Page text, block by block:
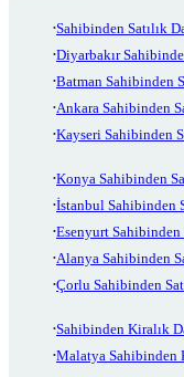
Sahibinden Satılık
Diyarbakır
Batman Sahibinden
Ankara Sahibinden
Kayseri Sahibinden
Konya Sahibinden
İstanbul Sahibinden
Esenyurt Sahibinden
Alanya Sahibinden
Çorlu Sahibinden
Sahibinden Kiralık
Malatya Sahibinden